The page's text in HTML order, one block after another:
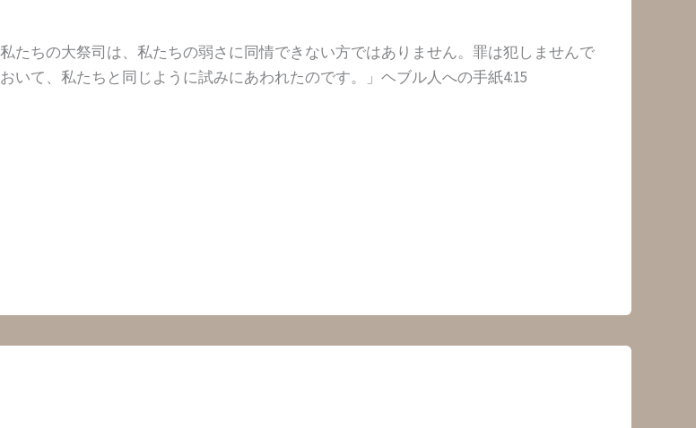
ちの大祭司は、私たちの弱さに同情できない方ではありません。罪は犯しませんで
いて、私たちと同じように試みにあわれたのです。」ヘブル人への手紙4:15